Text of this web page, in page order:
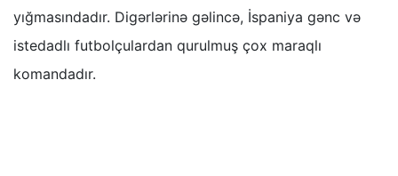
yığmasındadır. Digərlərinə gəlincə, İspaniya gənc və
istedadlı futbolçulardan qurulmuş çox maraqlı
komandadır.